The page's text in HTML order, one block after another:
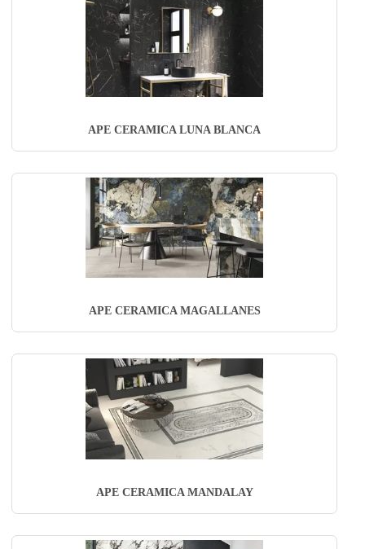
APE CERAMICA LUNA BLANCA
APE CERAMICA MAGALLANES
APE CERAMICA MANDALAY